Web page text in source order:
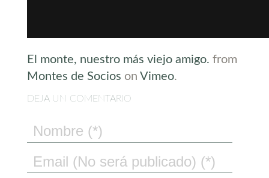
El monte, nuestro más viejo amigo. from
Montes de Socios on Vimeo.
DEJA UN COMENTARIO